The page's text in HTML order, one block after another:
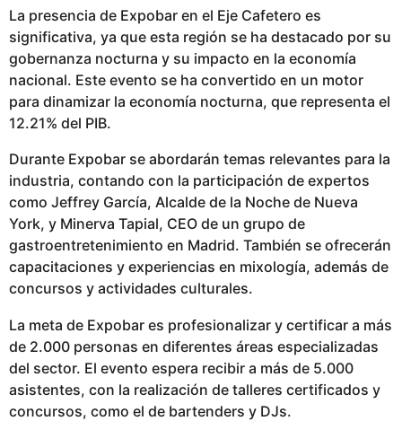
La presencia de Expobar en el Eje Cafetero es
significativa, ya que esta región se ha destacado por su
gobernanza nocturna y su impacto en la economía
nacional. Este evento se ha convertido en un motor
para dinamizar la economía nocturna, que representa el
12.21% del PIB.
Durante Expobar se abordarán temas relevantes para la
industria, contando con la participación de expertos
como Jeffrey García, Alcalde de la Noche de Nueva
York, y Minerva Tapial, CEO de un grupo de
gastroentretenimiento en Madrid. También se ofrecerán
capacitaciones y experiencias en mixología, además de
concursos y actividades culturales.
La meta de Expobar es profesionalizar y certificar a más
de 2.000 personas en diferentes áreas especializadas
del sector. El evento espera recibir a más de 5.000
asistentes, con la realización de talleres certificados y
concursos, como el de bartenders y DJs.